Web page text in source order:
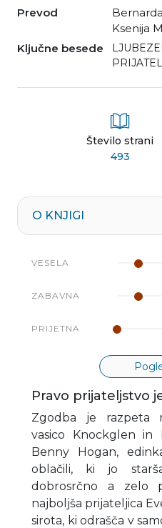
Prevod
Ksenija
Ključne besede
Število strani
493
O KNJIGI
VESELA
ZABAVNA
PRIJETNA
Pravo prijateljstvo
Zgodba je razpeta
vasico Knockglen in
Benny Hogan,
oblačili, ki jo
dobrosrčn​o​ a zelo
najboljša prijateljica
sirota, ki odrašča v